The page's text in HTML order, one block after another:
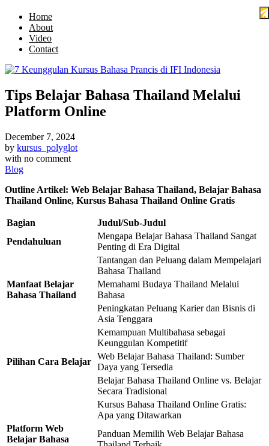
Home
About
Video
Contact
Tips Belajar Bahasa Thailand Melalui
Platform Online
December 7, 2024
by kursus_polyglot
with no comment
Blog
Outline Artikel: Web Belajar Bahasa Thailand, Belajar Bahasa
Thailand Online, Kursus Bahasa Thailand Online Gratis
Bagian
Judul/Sub-Judul
Pendahuluan
Mengapa Belajar Bahasa Thailand Sangat
Penting di Era Digital
Tantangan dan Peluang dalam Mempelajari
Bahasa Thailand
Manfaat Belajar
Bahasa Thailand
Memahami Budaya Thailand Melalui
Bahasa
Peningkatan Peluang Karier dan Bisnis di
Asia Tenggara
Kemampuan Multibahasa sebagai
Keunggulan Kompetitif
Pilihan Cara Belajar
Web Belajar Bahasa Thailand: Sumber
Daya yang Tersedia
Belajar Bahasa Thailand Online vs. Belajar
Secara Tradisional
Kursus Bahasa Thailand Online Gratis:
Apa yang Ditawarkan
Platform Web
Belajar Bahasa
Panduan Memilih Web Belajar Bahasa